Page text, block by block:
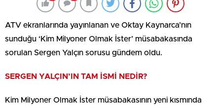
ATV ekranlarında yayınlanan ve Oktay Kaynarca’nın
sunduğu ‘Kim Milyoner Olmak İster’ müsabakasında
sorulan Sergen Yalçın sorusu gündem oldu.
SERGEN YALÇIN’IN TAM İSMİ NEDİR?
Kim Milyoner Olmak İster müsabakasının yeni kısmında